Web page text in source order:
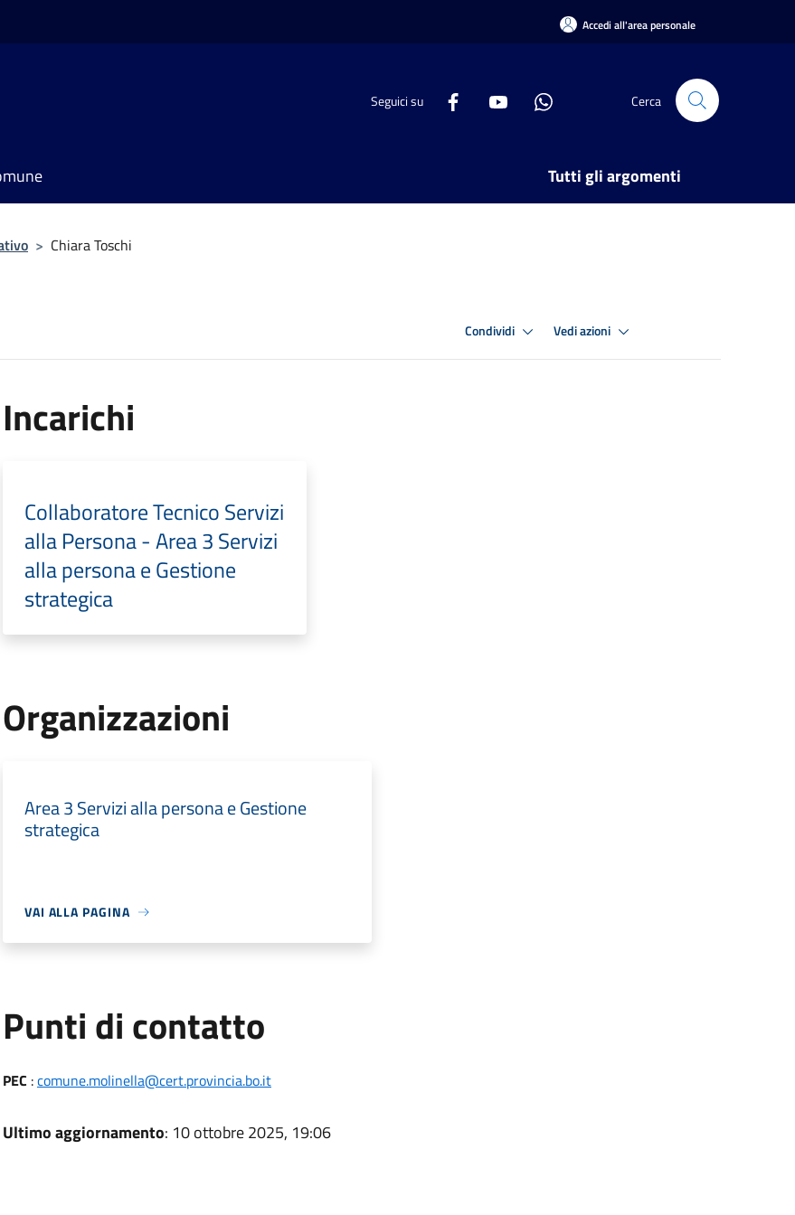
Accedi all'area personale
Seguici su Cerca
Tutti gli argomenti
> Chiara Toschi
Condividi Vedi azioni
Incarichi
Collaboratore Tecnico Servizi
alla Persona - Area 3 Servizi
alla persona e Gestione
strategica
Organizzazioni
Area 3 Servizi alla persona e Gestione
strategica
VAI ALLA PAGINA
Punti di contatto
PEC :comune.molinella@cert.provincia.bo.it
Ultimo aggiornamento: 10 ottobre 2025, 19:06